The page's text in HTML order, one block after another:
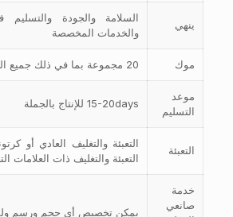
ينهي
السلامة والجودة
والخدمات المخصصة
موك 20 مجموعة بما في ذلك جميع الملحقات
موعد
التسليم
15-20days للإنتاج بالجملة
التعبئة
التعبئة والتغليف العادي أو
التعبئة والتغليف ذات العلامات
خدمة
صانعي
يمكن تخصيص أي حجم ورسم